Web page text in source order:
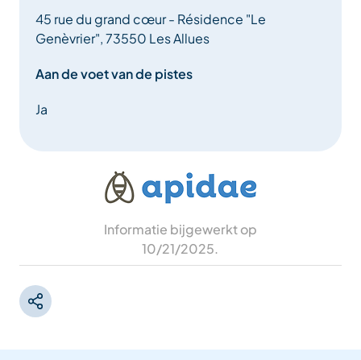
– Fondueset
– Raclettset
– Set pannen en kookpotten
– Wijnkoelkast
– Afvalbakken voor afvalscheiding
– Kruiden en specerijen (zout, peper, suiker, olijfolie…)
WOONKAMER:
45 rue du grand cœur - Résidence "Le
Genèvrier", 73550 Les Allues
Aan de voet van de pistes
Ja
Informatie bijgewerkt op
10/21/2025.